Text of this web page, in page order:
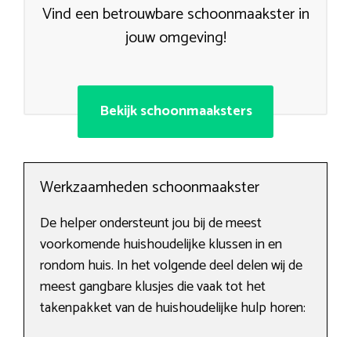
Vind een betrouwbare schoonmaakster in
jouw omgeving!
Bekijk schoonmaaksters
Werkzaamheden schoonmaakster
De helper ondersteunt jou bij de meest
voorkomende huishoudelijke klussen in en
rondom huis. In het volgende deel delen wij de
meest gangbare klusjes die vaak tot het
takenpakket van de huishoudelijke hulp horen: